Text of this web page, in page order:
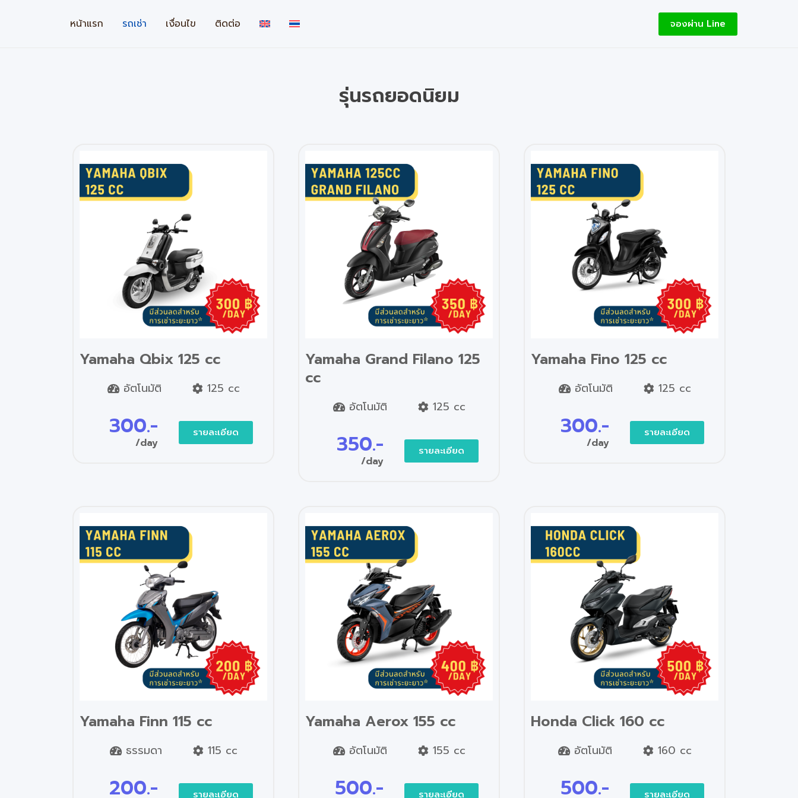
หน้าแรก รถเช่า เงื่อนไข ติดต่อ จองผ่าน Line
รุ่นรถยอดนิยม
Yamaha Qbix 125 cc
อัตโนมัติ 125 cc
300.-
/day
รายละเอียด
Yamaha Grand Filano 125
cc
อัตโนมัติ 125 cc
350.-
/day
รายละเอียด
Yamaha Fino 125 cc
อัตโนมัติ 125 cc
300.-
/day
รายละเอียด
Yamaha Finn 115 cc
ธรรมดา 115 cc
200.- รายละเอียด
Yamaha Aerox 155 cc
อัตโนมัติ 155 cc
500.- รายละเอียด
Honda Click 160 cc
อัตโนมัติ 160 cc
500.- รายละเอียด